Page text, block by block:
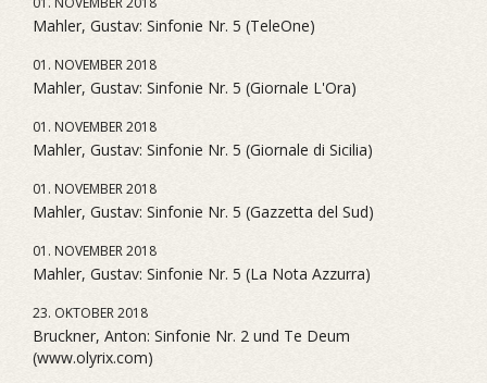
Mahler, Gustav: Sinfonie Nr. 5 (TeleOne)
01. NOVEMBER 2018
Mahler, Gustav: Sinfonie Nr. 5 (Giornale L'Ora)
01. NOVEMBER 2018
Mahler, Gustav: Sinfonie Nr. 5 (Giornale di Sicilia)
01. NOVEMBER 2018
Mahler, Gustav: Sinfonie Nr. 5 (Gazzetta del Sud)
01. NOVEMBER 2018
Mahler, Gustav: Sinfonie Nr. 5 (La Nota Azzurra)
23. OKTOBER 2018
Bruckner, Anton: Sinfonie Nr. 2 und Te Deum
(www.olyrix.com)